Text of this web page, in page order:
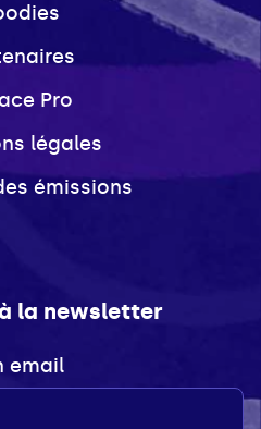
Pro
légales
émissions
la newsletter
email